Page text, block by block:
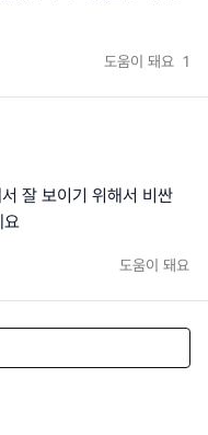
도움이 돼요 1
잘 보이기 위해서 비싼
요
도움이 돼요